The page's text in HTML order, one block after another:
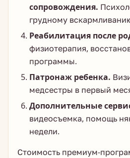
сопровождения.
грудному
Реабилитация после
физиотерапия,
программы.
Патронаж ребенка.
медсестры в первый
Дополнительные
видеосъемка, помощь
недели.
Стоимость премиум-